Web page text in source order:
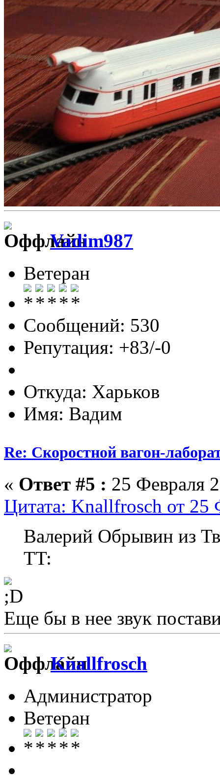
Vadim987
Ветеран
Сообщений: 530
Репутация: +83/-0
Откуда: Харьков
Имя: Вадим
Re: Скоростной вагон-
« Ответ #5 : 25 Февраля
Цитата: Knallfrosch от 25
Валерий Обрывин из
TT:
Еще бы в нее звук
Knallfrosch
Администратор
Ветеран